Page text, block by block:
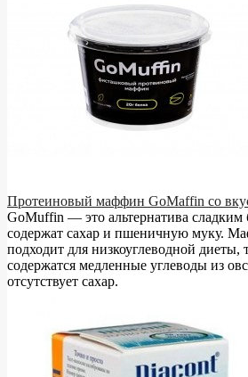
Протеиновый маффин GoMaffin со
GoMuffin — это альтернатива сладким
содержат сахар и пшеничную муку.
подходит для низкоуглеводной диеты,
содержатся медленные углеводы из
отсутствует сахар.